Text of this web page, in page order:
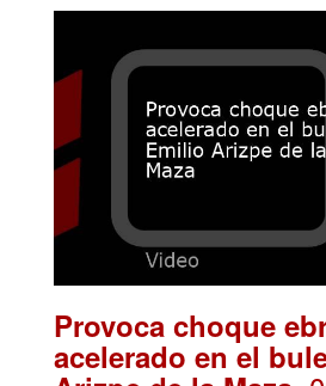
Provoca choque
acelerado en el